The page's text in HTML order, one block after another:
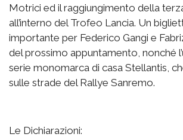
Motrici ed il raggiungimento della
all’interno del Trofeo Lancia. Un
importante per Federico Gangi e
del prossimo appuntamento, nonché
serie monomarca di casa Stellantis,
sulle strade del Rallye Sanremo.
Le Dichiarazioni: